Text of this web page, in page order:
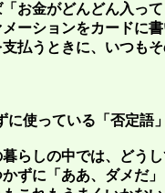
お金がどんどん入っ
ーションをカードに
払うときに、いつも
に使っている「否定語
らしの中では、どう
ずに「ああ、ダメだ